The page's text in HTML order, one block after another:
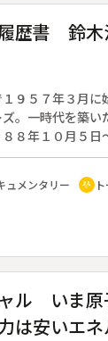
歴書 鈴木
９５７年３月に
。一時代を築い
８年１０月５日
鈴木治雄：昭和
昭和電工入社、
ュメンタリー adaptive_audio_mic
ル いま原
は安い